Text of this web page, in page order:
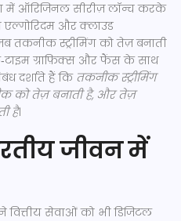
में ऑरिजिनल सीरीज़ लॉन्च करके
एल्गोरिदम और क्लाउड
जब तकनीक स्ट्रीमिंग को तेज़ बनाती
ग्राफ़िक्स और फैंस के साथ
दर्शाते हैं कि तकनीक स्ट्रीमिंग
को तेज़ बनाती है, और तेज़
है।
जीवन में
सेवाओं को भी डिजिटल